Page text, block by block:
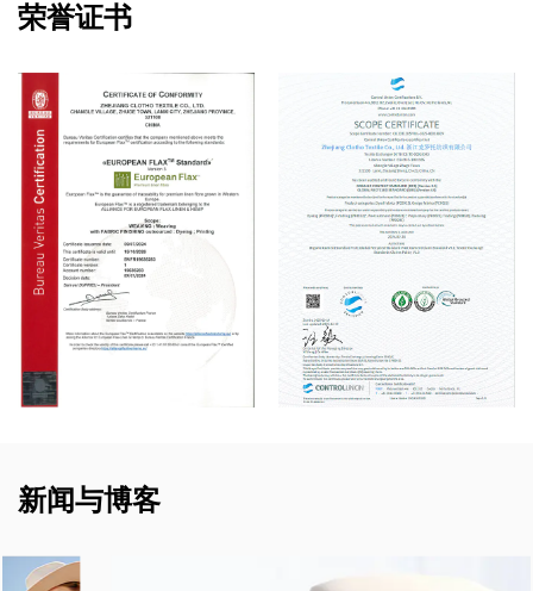
Inditex、Gap、Tom Tailor、沃尔玛、Lidl、Aldi等。相信我司各
荣誉证书
新闻与博客